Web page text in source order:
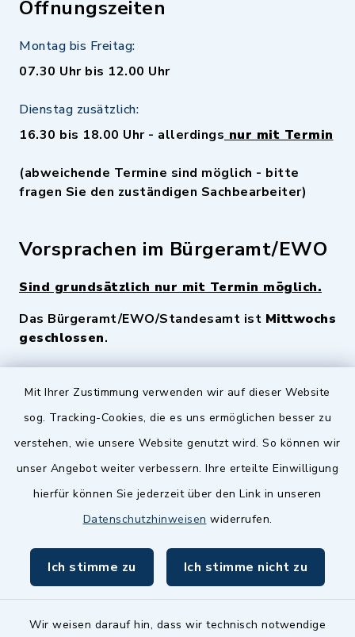
Mit Ihrer Zustimmung verwenden wir auf dieser Website
sog. Tracking-Cookies, die es uns ermöglichen besser zu
verstehen, wie unsere Website genutzt wird. So können wir
unser Angebot weiter verbessern. Ihre erteilte Einwilligung
hierfür können Sie jederzeit über den Link in unseren
Datenschutzhinweisen widerrufen.
Ich stimme zu Ich stimme nicht zu
Wir weisen darauf hin, dass wir technisch notwendige
Öffnungszeiten
Montag bis Freitag:
07.30 Uhr bis 12.00 Uhr
Dienstag zusätzlich:
16.30 bis 18.00 Uhr - allerdings nur mit Termin
(abweichende Termine sind möglich - bitte
fragen Sie den zuständigen Sachbearbeiter)
Vorsprachen im Bürgeramt/EWO
Sind grundsätzlich nur mit Termin möglich.
Das Bürgeramt/EWO/Standesamt ist Mittwochs
geschlossen.
Quicklinks
Zenngrund Allianz
Dillenberggruppe
inixmedia GmbH